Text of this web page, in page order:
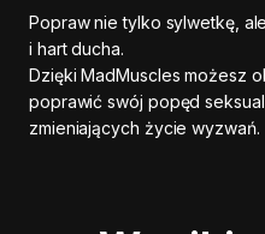
Popraw nie tylko sylwetkę,
i hart ducha.
Dzięki MadMuscles możesz
poprawić swój popęd
zmieniających życie wyzwań.